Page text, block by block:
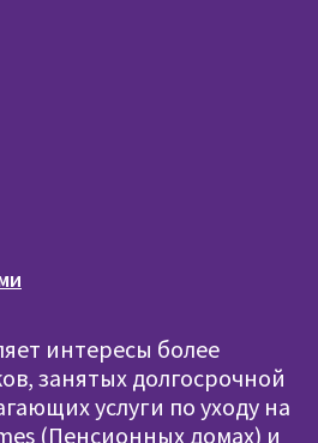
интересы более
занятых долгосрочной
услуги по уходу на
(Пенсионных домах) и